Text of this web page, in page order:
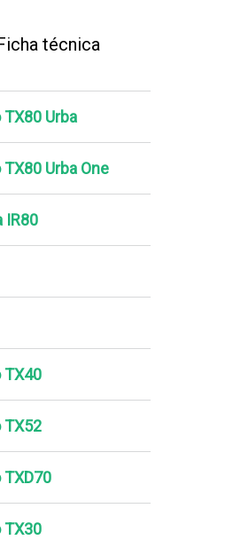
técnica
Urba
Urba One
IR80
TX40
TX52
TX30